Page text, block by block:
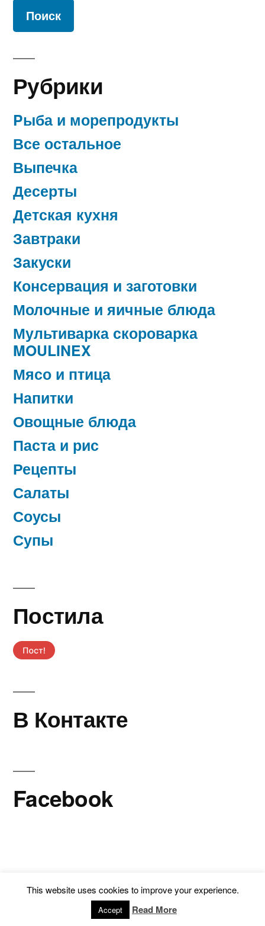
Рубрики
Pыба и морепродукты
Все остальное
Выпечка
Десерты
Детская кухня
Завтраки
Закуски
Консервация и заготовки
Молочные и яичные блюда
Мультиварка скороварка
MOULINEX
Мясо и птица
Напитки
Овощные блюда
Паста и рис
Рецепты
Салаты
Соусы
Супы
Постила
В Контакте
Facebook
This website uses cookies to improve your experience.
Accept Read More